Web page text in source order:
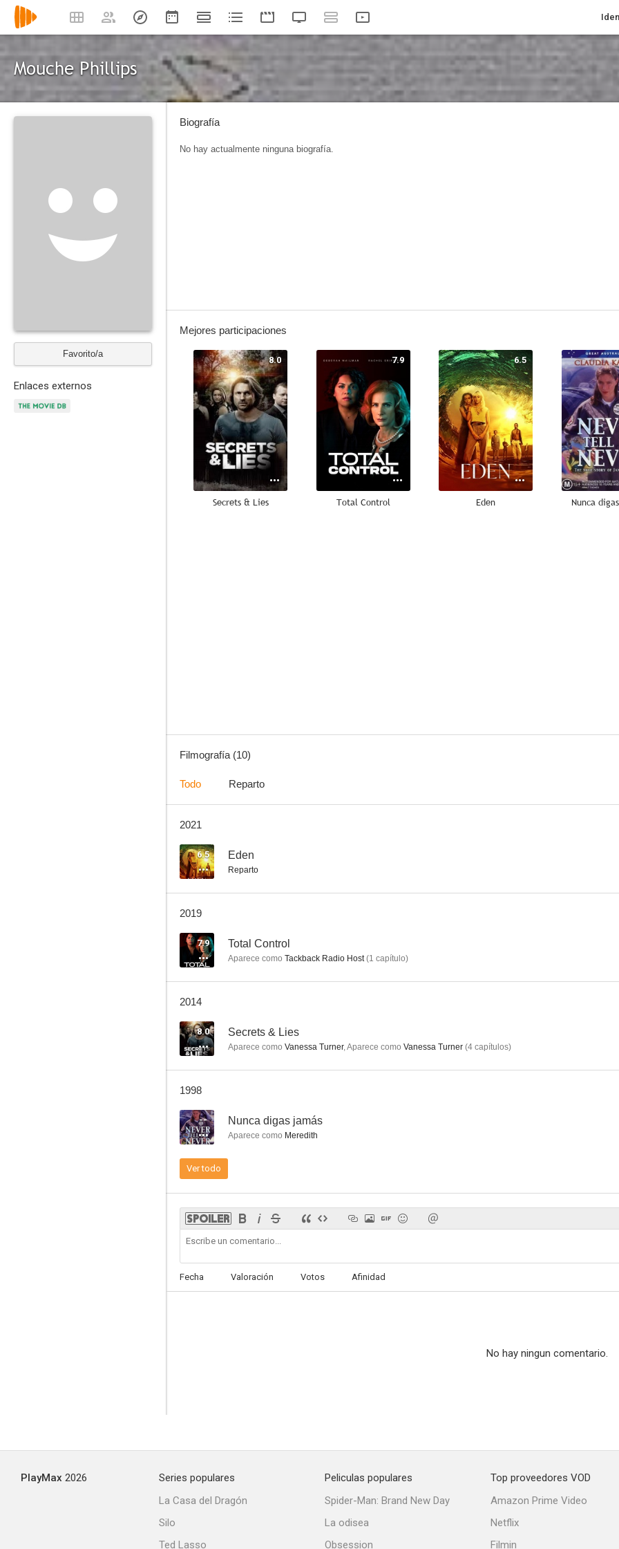
Mouche Phillips
Favorito/a
Enlaces externos
Biografía
No hay actualmente ninguna biografía.
Mejores participaciones
8.0
Secrets & Lies
7.9
Total Control
6.5
Eden Nunca
Filmografía (10)
Todo Reparto
2021
6.5 Eden
Reparto
2019
7.9 Total Control
Aparece como Tackback Radio Host(1 capítulo)
2014
8.0 Secrets & Lies
Aparece como Vanessa Turner,Aparece como Vanessa Turner (4 capítulos)
1998
-- Nunca digas jamás
Aparece como Meredith
Ver todo
Fecha Valoración Votos Afinidad
No hay ningun comentario.
PlayMax 2026
Series populares
La Casa del Dragón
Silo
Ted Lasso
Peliculas populares
Spider-Man: Brand New Day
La odisea
Obsession
Top proveedores VOD
Amazon Prime Video
Netflix
Filmin